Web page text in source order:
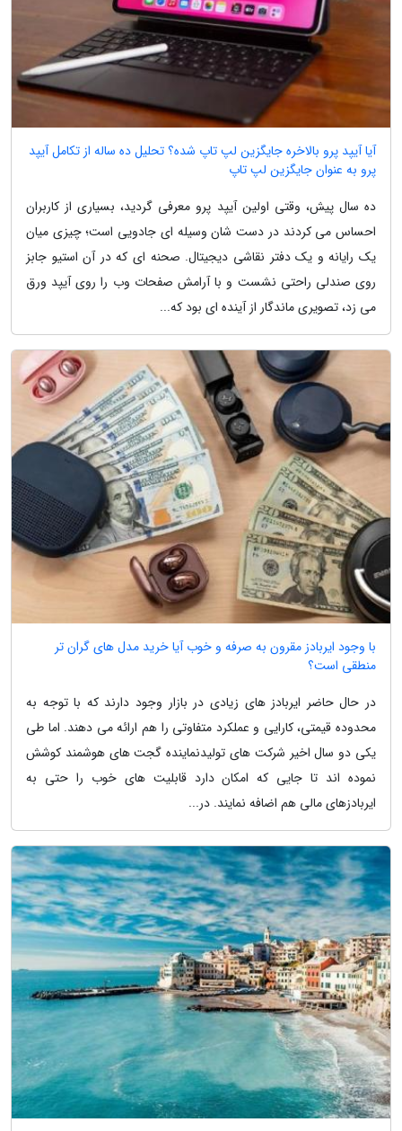
آیا آیپد پرو بالاخره جایگزین لپ تاپ شده؟ تحلیل ده ساله از تکامل آیپد
پرو به عنوان جایگزین لپ تاپ
ده سال پیش، وقتی اولین آیپد پرو معرفی گردید، بسیاری از کاربران
احساس می کردند در دست شان وسیله ای جادویی است؛ چیزی میان
یک رایانه و یک دفتر نقاشی دیجیتال. صحنه ای که در آن استیو جابز
روی صندلی راحتی نشست و با آرامش صفحات وب را روی آیپد ورق
می زد، تصویری ماندگار از آینده ای بود که...
با وجود ایربادز مقرون به صرفه و خوب آیا خرید مدل های گران تر
منطقی است؟
در حال حاضر ایربادز های زیادی در بازار وجود دارند که با توجه به
محدوده قیمتی، کارایی و عملکرد متفاوتی را هم ارائه می دهند. اما طی
یکی دو سال اخیر شرکت های تولیدنماینده گجت های هوشمند کوشش
نموده اند تا جایی که امکان دارد قابلیت های خوب را حتی به
ایربادزهای مالی هم اضافه نمایند. در...